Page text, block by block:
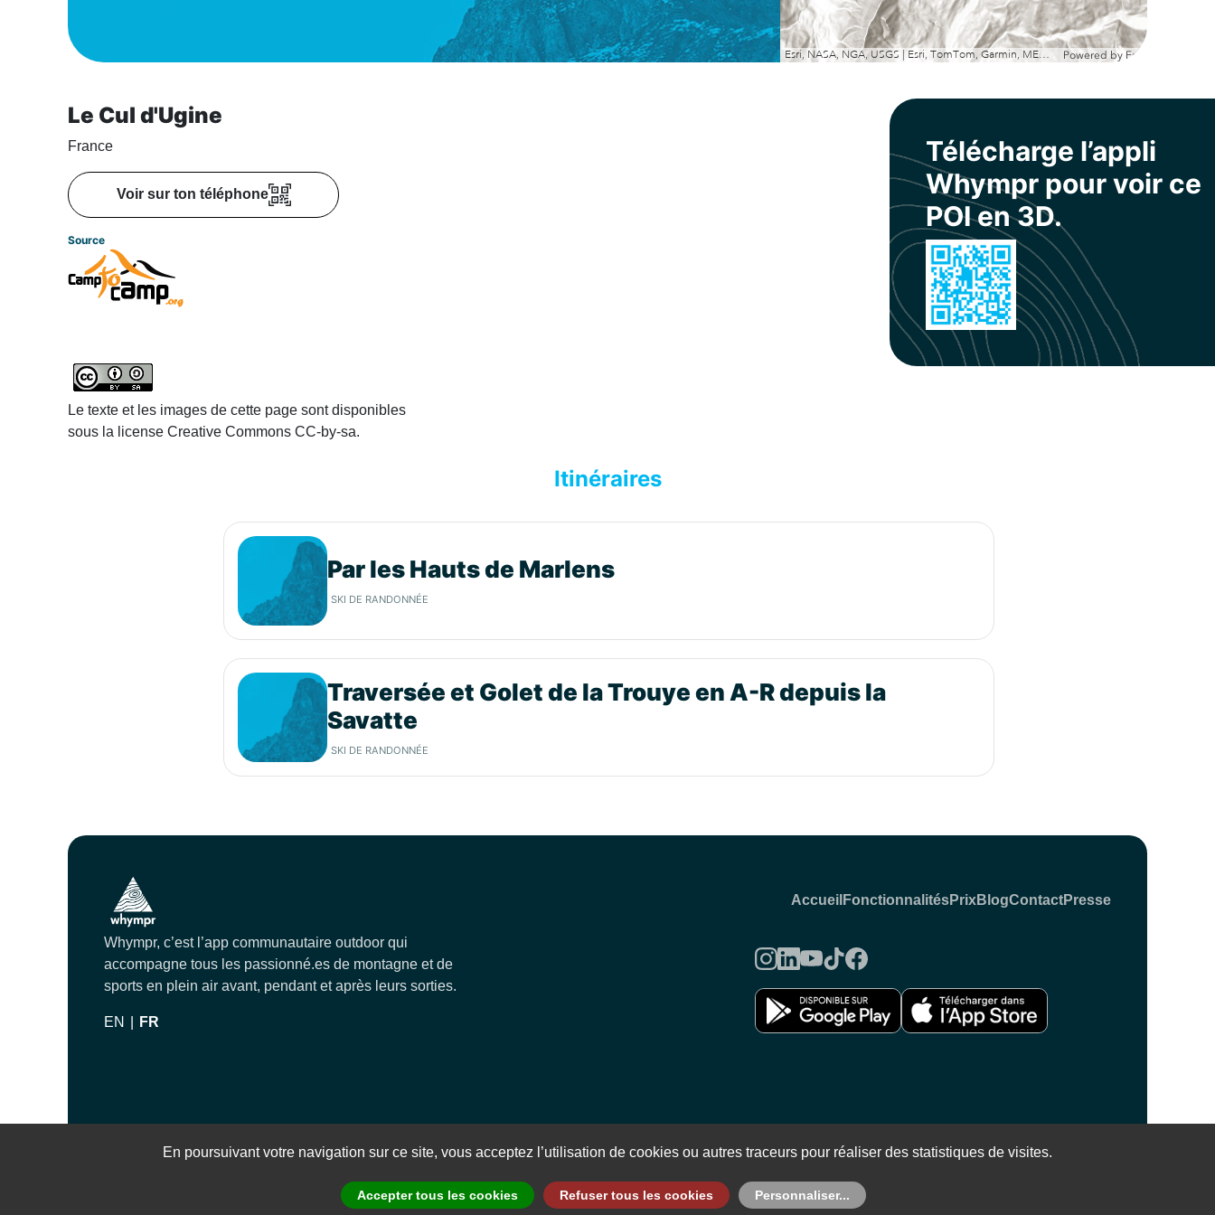
Esri, NASA, NGA, USGS | Esri, TomTom, Garmin, METI/NASA, USGS Powered by Esri
Le Cul d'Ugine
France
Voir sur ton téléphone
Source
Le texte et les images de cette page sont disponibles
sous la license Creative Commons CC-by-sa.
Télécharge l’appli
Whympr pour voir ce
POI en 3D.
Itinéraires
Par les Hauts de Marlens
SKI DE RANDONNÉE
Traversée et Golet de la Trouye en A-R depuis la
Savatte
SKI DE RANDONNÉE
Whympr, c’est l’app communautaire outdoor qui
accompagne tous les passionné.es de montagne et de
sports en plein air avant, pendant et après leurs sorties.
EN FR
Accueil FonctionnalitésPrixBlogContactPresse
En poursuivant votre navigation sur ce site, vous acceptez l’utilisation de cookies ou autres traceurs pour réaliser des statistiques de visites.
Accepter tous les cookies Refuser tous les cookies Personnaliser...